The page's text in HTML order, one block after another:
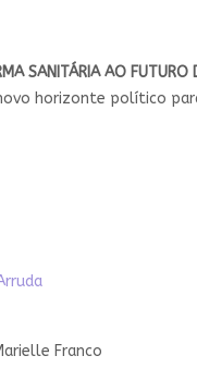
SANITÁRIA AO FUTURO
horizonte político
Franco